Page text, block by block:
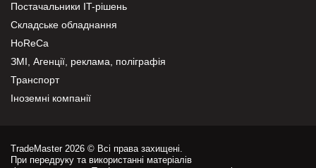
Постачальники IT-рішень
Складське обладнання
HoReCa
ЗМІ, Агенції, реклама, поліграфія
Транспорт
Іноземні компанії
TradeMaster 2026 © Всі права захищені.
При передруку та використанні матеріалів